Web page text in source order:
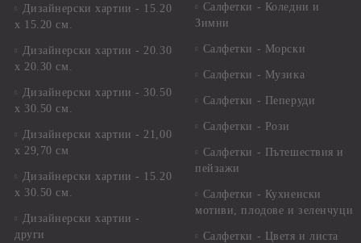
Дизайнерски хартии - 15.20
х 15.20 см.
Дизайнерски хартии - 20.30
х 20.30 см.
Дизайнерски хартии - 30.50
х 30.50 см.
Дизайнерски хартии - 21,00
х 29,70 см
Дизайнерски хартии - 15.20
x 30.50 см.
Дизайнерски хартии -
други
Салфетки - Коледни и
Зимни
Салфетки - Морски
Салфетки - Музика
Салфетки - Пеперуди
Салфетки - Рози
Салфетки - Пътешествия и
пейзажи
Салфетки - Кухненски
мотиви, плодове и зеленчуци
Салфетки - Цветя и листа